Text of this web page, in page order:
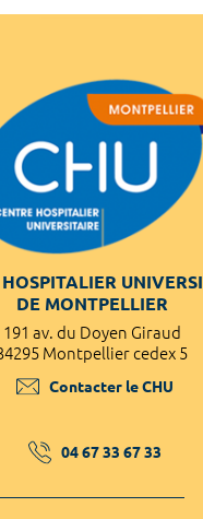
DE MONTPELLIER
191 av. du Doyen Giraud
Montpellier cedex 5
Contacter le CHU
04 67 33 67 33